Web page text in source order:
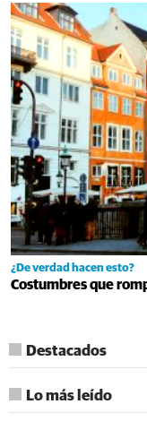
¿De verdad hacen esto?
Costumbres que
Destacados
Lo más leído